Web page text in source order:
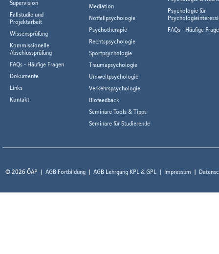
Supervision
Fallstudie und
Projektarbeit
Wissensprüfung
Kommissionelle
Abschlussprüfung
FAQs - Häufige Fragen
Dokumente
Links
Kontakt
Mediation
Notfallpsychologie
Psychotherapie
Rechtspsychologie
Sportpsychologie
Traumapsychologie
Umweltpsychologie
Verkehrspsychologie
Biofeedback
Seminare Tools & Tipps
Seminare für Studierende
Psychologie für
FAQs - Häufige
© 2026 ÖAP AGB Fortbildung AGB Lehrgang KPL & GPL Impressum